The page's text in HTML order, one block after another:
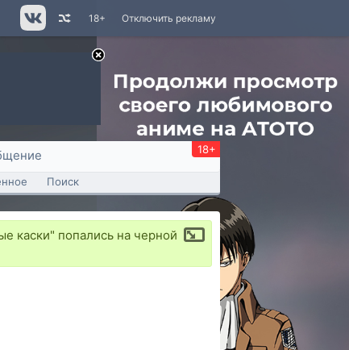
Отключить рекламу
18+
18+
Поиск
каски" попались на черной